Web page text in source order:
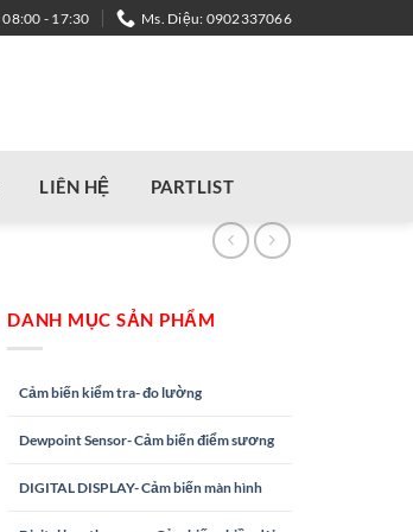
08:00 - 17:30 Ms. Diệu: 0902337066
LIÊN HỆ PARTLIST
DANH MỤC SẢN PHẨM
Cảm biến kiểm tra- đo lường
Dewpoint Sensor- Cảm biến điểm sương
DIGITAL DISPLAY- Cảm biến màn hình